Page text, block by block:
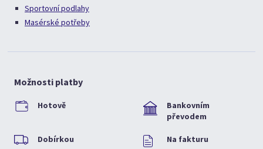
Sportovní podlahy
Masérské potřeby
Možnosti platby
Hotově
Bankovním
převodem
Dobírkou Na fakturu